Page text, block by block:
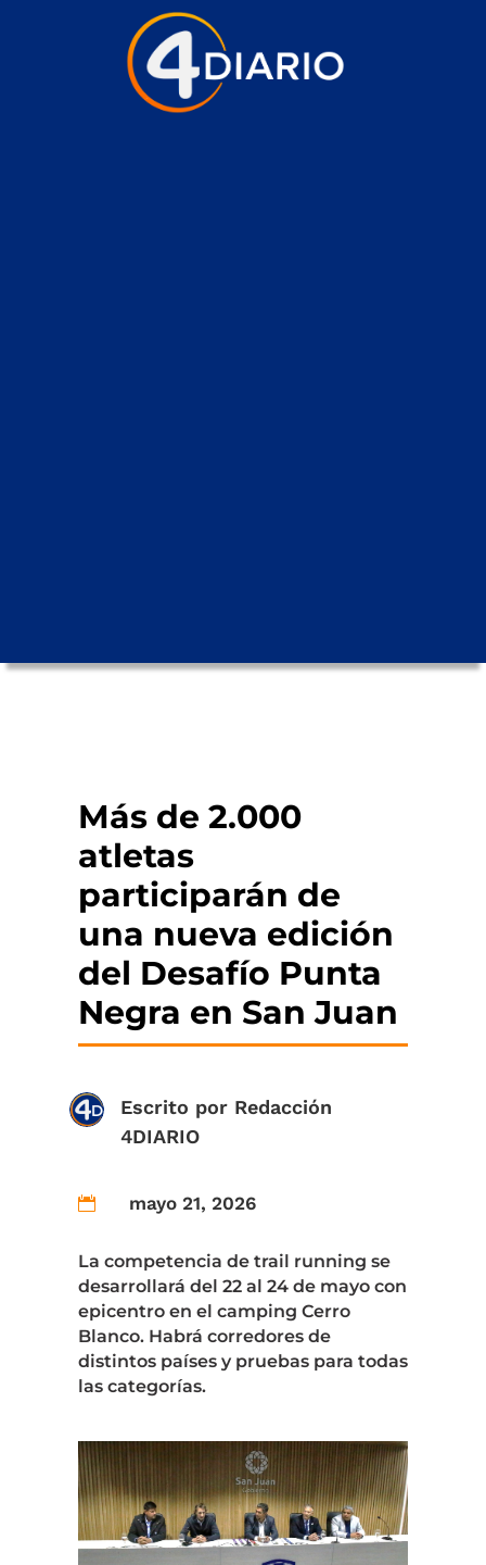
Más de 2.000
atletas
participarán de
una nueva edición
del Desafío Punta
Negra en San Juan
Escrito por Redacción
4DIARIO
 mayo 21, 2026
La competencia de trail running se
desarrollará del 22 al 24 de mayo con
epicentro en el camping Cerro
Blanco. Habrá corredores de
distintos países y pruebas para todas
las categorías.